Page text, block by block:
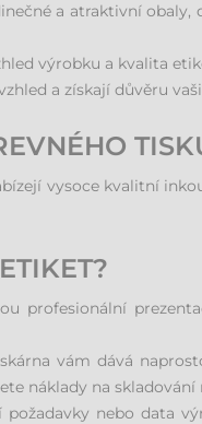
a atraktivní obaly,
výrobku a kvalita
a získají důvěru
vysoce kvalitní
profesionální
vám dává
náklady na skladování
nebo data